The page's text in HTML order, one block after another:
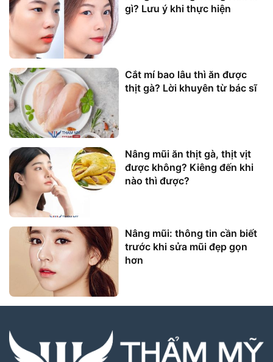
gì? Lưu ý khi thực hiện
Cắt mí bao lâu thì ăn được
thịt gà? Lời khuyên từ bác sĩ
Nâng mũi ăn thịt gà, thịt vịt
được không? Kiêng đến khi
nào thì được?
Nâng mũi: thông tin cần biết
trước khi sửa mũi đẹp gọn
hơn